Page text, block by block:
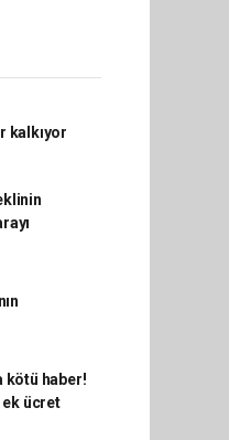
kalkıyor
kötü haber!
ek ücret